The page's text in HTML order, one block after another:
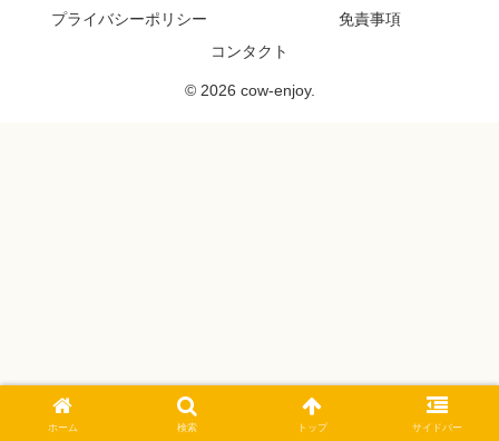
プライバシーポリシー
免責事項
コンタクト
© 2026 cow-enjoy.
ホーム 検索 トップ サイドバー